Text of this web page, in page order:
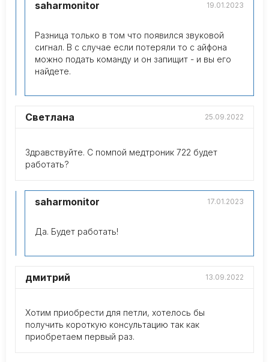
saharmonitor 19.01.2023
Разница только в том что появился звуковой
сигнал. В с случае если потеряли то с айфона
можно подать команду и он запищит - и вы его
найдете.
Светлана 25.09.2022
Здравствуйте. С помпой медтроник 722 будет
работать?
saharmonitor 17.01.2023
Да. Будет работать!
дмитрий 13.09.2022
Хотим приобрести для петли, хотелось бы
получить короткую консультацию так как
приобретаем первый раз.